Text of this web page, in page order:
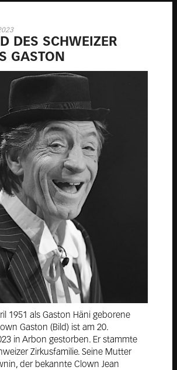
DES SCHWEI­ZER
GAS­TON
1951 als Gaston Häni geborene
Gaston (Bild) ist am 20.
in Arbon gestorben. Er stammte
Zirkusfamilie. Seine Mutter
der bekannte Clown Jean